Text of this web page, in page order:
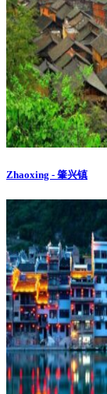
Zhaoxing - 肇兴镇